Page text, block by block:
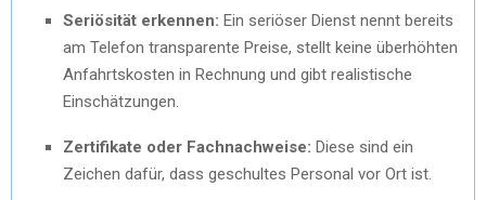
Seriösität erkennen: Ein seriöser Dienst nennt bereits
am Telefon transparente Preise, stellt keine überhöhten
Anfahrtskosten in Rechnung und gibt realistische
Einschätzungen.
Zertifikate oder Fachnachweise: Diese sind ein
Zeichen dafür, dass geschultes Personal vor Ort ist.